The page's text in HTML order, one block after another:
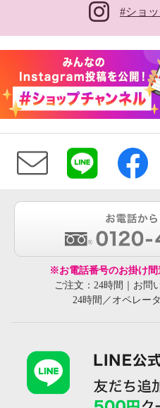
#ショ
※お電話番号のお掛け間
ご注文：24時間｜お問
24時間／オペレー